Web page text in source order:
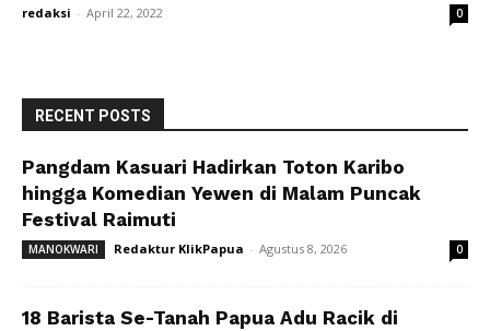
redaksi - April 22, 2022 0
RECENT POSTS
Pangdam Kasuari Hadirkan Toton Karibo
hingga Komedian Yewen di Malam Puncak
Festival Raimuti
MANOKWARI Redaktur KlikPapua - Agustus 8, 2026 0
18 Barista Se-Tanah Papua Adu Racik di